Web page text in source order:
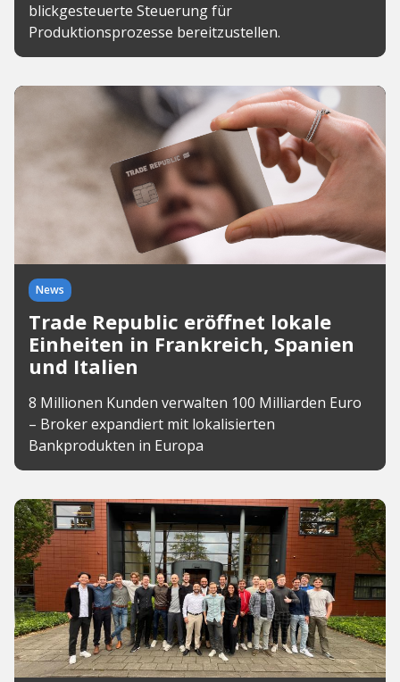
blickgesteuerte Steuerung für
Produktionsprozesse bereitzustellen.
News
Trade Republic eröffnet lokale
Einheiten in Frankreich, Spanien
und Italien
8 Millionen Kunden verwalten 100 Milliarden Euro
– Broker expandiert mit lokalisierten
Bankprodukten in Europa